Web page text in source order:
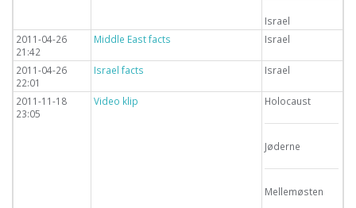
Israel
2011-04-26
21:42
Middle East facts Israel
2011-04-26
22:01
Israel facts Israel
2011-11-18
23:05
Video klip Holocaust
Jøderne
Mellemøsten